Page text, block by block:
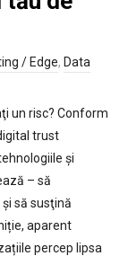
/ Edge, Data
un risc? Conform
trust
și
– să
să susţină
aparent
percep lipsa